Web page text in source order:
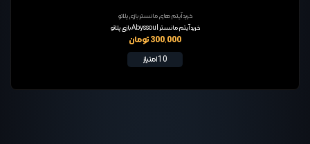
خرید آیتم های مانستر بازی پلاتو
خرید آیتم مانستر Abyssoul بازی پلاتو
300,000 تومان
10 امتیاز